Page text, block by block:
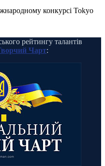
конкурсі Tokyo
рейтингу талантів
Чарт: